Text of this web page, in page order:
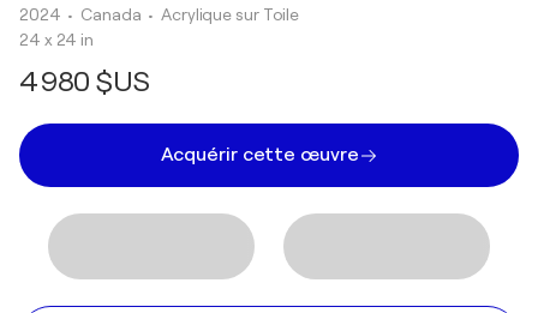
2024 • Canada •Acrylique sur Toile
24 x 24 in
4 980 $US
Acquérir cette œuvre